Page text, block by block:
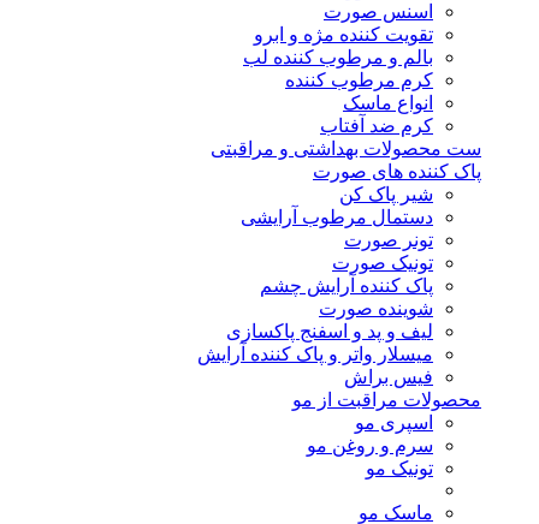
اسنس صورت
تقویت کننده مژه و ابرو
بالم و مرطوب کننده لب
کرم مرطوب کننده
انواع ماسک
کرم ضد آفتاب
ست محصولات بهداشتی و مراقبتی
پاک کننده های صورت
شیر پاک کن
دستمال مرطوب آرایشی
تونر صورت
تونیک صورت
پاک کننده آرایش چشم
شوینده صورت
لیف و پد و اسفنج پاکسازی
میسلار واتر و پاک کننده آرایش
فیس براش
محصولات مراقبت از مو
اسپری مو
سرم و روغن مو
تونیک مو
ماسک مو